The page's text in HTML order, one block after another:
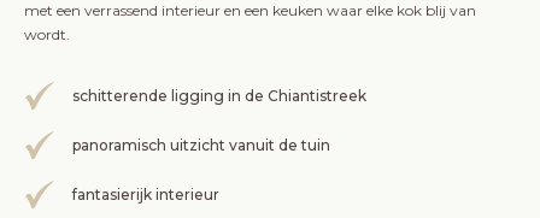
met een verrassend interieur en een keuken waar elke kok blij van
wordt.
schitterende ligging in de Chiantistreek
panoramisch uitzicht vanuit de tuin
fantasierijk interieur